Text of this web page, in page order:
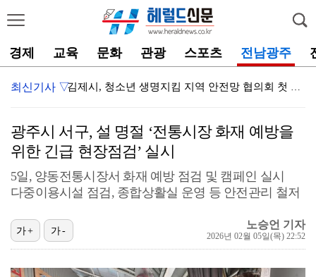
경제 교육 문화 관광 스포츠 전남광주
김제시, 청소년 생명지킴 지역 안전망 협의회 첫 회의 …
제주시, 음식점 재난배상책임보험 가입 갱신 적극 독려
고창군, ‘선운사 영산전‘ 보물 지정서 전달식 개최
김제시, 다자녀 정책으로 인구 위기 극복 총력
김제시, 농촌거점공간 ‘온(溫_ON)마을 무더위 쉼터’…
최신기사 ▽
광주시 서구, 설 명절 ‘전통시장 화재 예방을
위한 긴급 현장점검’ 실시
5일, 양동전통시장서 화재 예방 점검 및 캠페인 실시
다중이용시설 점검, 종합상활실 운영 등 안전관리 철저
노승언 기자
2026년 02월 05일(목) 22:52
가+ 가-